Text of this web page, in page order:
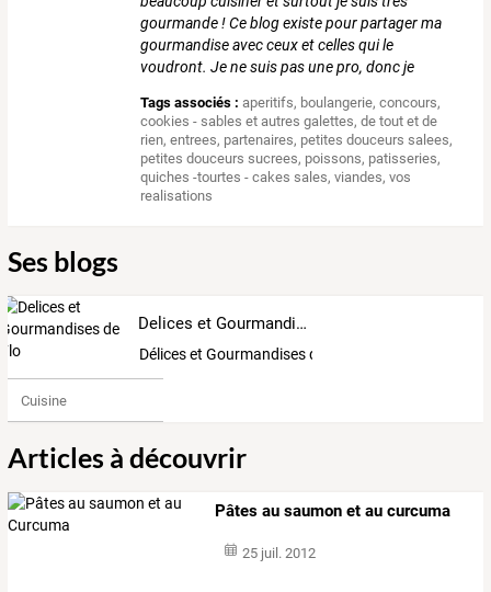
gourmande ! Ce blog existe pour partager ma
gourmandise avec ceux et celles qui le
voudront. Je ne suis pas une pro, donc je
Tags associés : aperitifs, boulangerie,concours,
cookies - sables et autres galettes,de tout et de
rien,entrees, partenaires, petites douceurs salees,
petites douceurs sucrees, poissons, patisseries,
quiches -tourtes - cakes sales,viandes,vos
realisations
Ses blogs
Delices et Gourmandises de Flo
Délices et Gourmandises de Flo
Cuisine
Articles à découvrir
Pâtes au saumon et au curcuma
25 juil. 2012